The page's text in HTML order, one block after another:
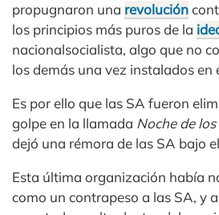
propugnaron una revolución
los principios más puros de la
nacionalsocialista, algo que no
los demás una vez instalados en
Es por ello que las SA fueron
golpe en la llamada Noche de
dejó una rémora de las SA bajo
Esta última organización había
como un contrapeso a las SA, y